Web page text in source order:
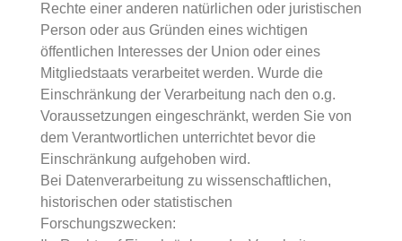
Rechte einer anderen natürlichen oder juristischen
Person oder aus Gründen eines wichtigen
öffentlichen Interesses der Union oder eines
Mitgliedstaats verarbeitet werden. Wurde die
Einschränkung der Verarbeitung nach den o.g.
Voraussetzungen eingeschränkt, werden Sie von
dem Verantwortlichen unterrichtet bevor die
Einschränkung aufgehoben wird.
Bei Datenverarbeitung zu wissenschaftlichen,
historischen oder statistischen
Forschungszwecken: